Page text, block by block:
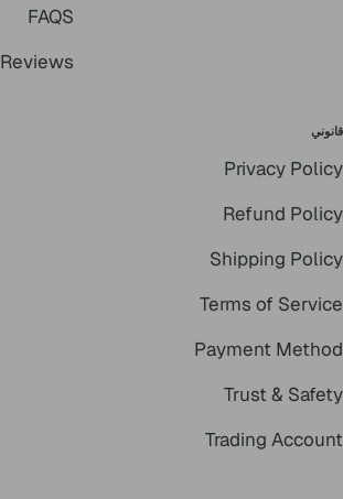
FAQS
Reviews
قانوني
Privacy Policy
Refund Policy
Shipping Policy
Terms of Service
Payment Method
Trust & Safety
Trading Account